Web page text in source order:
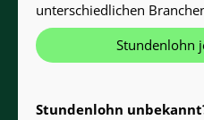
unterschiedlichen
Stundenlohn
Stundenlohn